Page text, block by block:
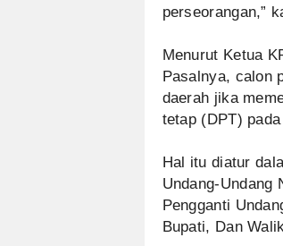
perseorangan,”
Menurut Ketua
Pasalnya, calon
daerah jika
tetap (DPT)
Hal itu diatur
Undang-Undang
Pengganti
Bupati, Dan